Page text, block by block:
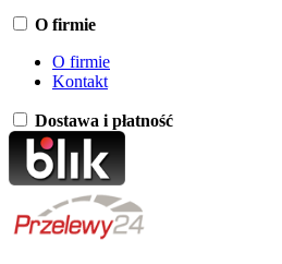
O firmie
O firmie
Kontakt
Dostawa i płatność